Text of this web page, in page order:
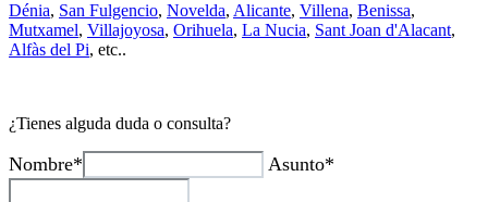
Dénia, San Fulgencio, Novelda, Alicante, Villena, Benissa,
Mutxamel, Villajoyosa, Orihuela, La Nucia, Sant Joan d'Alacant,
Alfàs del Pi, etc..
¿Tienes alguda duda o consulta?
Nombre* Asunto*